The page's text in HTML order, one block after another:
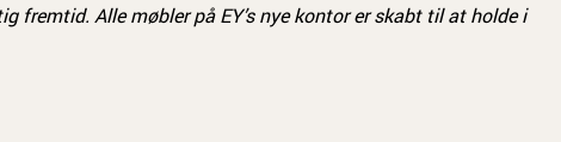
fremtid. Alle møbler på EY’s nye kontor er skabt til at holde i